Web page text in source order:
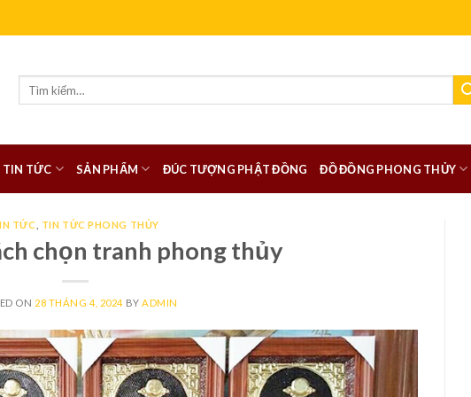
TIN TỨC SẢN PHẨM ĐÚC TƯỢNG PHẬT ĐỒNG ĐỒ ĐỒNG PHONG THỦY
TỨC TIN TỨC PHONG THỦY
chọn tranh phong thủy
ON 28 THÁNG 4, 2024 BY ADMIN